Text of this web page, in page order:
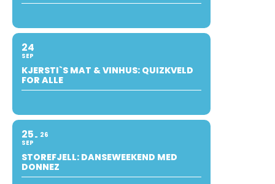
24
SEP
KJERSTI`S MAT & VINHUS: QUIZKVELD
FOR ALLE
25
SEP
26
STOREFJELL: DANSEWEEKEND MED
DONNEZ